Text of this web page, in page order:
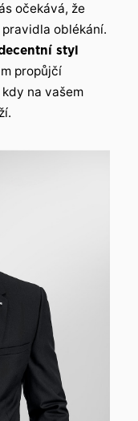
očekává, že
oblékání.
styl
propůjčí
na vašem